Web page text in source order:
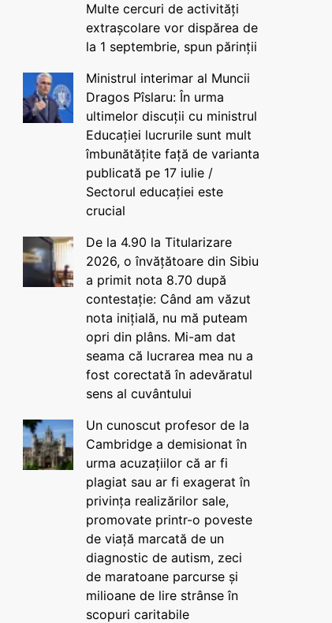
Multe cercuri de activități
extrașcolare vor dispărea de
la 1 septembrie, spun părinții
Ministrul interimar al Muncii
Dragos Pîslaru: În urma
ultimelor discuții cu ministrul
Educației lucrurile sunt mult
îmbunătățite față de varianta
publicată pe 17 iulie /
Sectorul educației este
crucial
De la 4.90 la Titularizare
2026, o învățătoare din Sibiu
a primit nota 8.70 după
contestație: Când am văzut
nota inițială, nu mă puteam
opri din plâns. Mi-am dat
seama că lucrarea mea nu a
fost corectată în adevăratul
sens al cuvântului
Un cunoscut profesor de la
Cambridge a demisionat în
urma acuzațiilor că ar fi
plagiat sau ar fi exagerat în
privința realizărilor sale,
promovate printr-o poveste
de viață marcată de un
diagnostic de autism, zeci
de maratoane parcurse și
milioane de lire strânse în
scopuri caritabile